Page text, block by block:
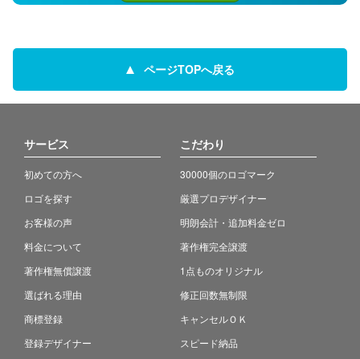
ページTOPへ戻る
サービス
初めての方へ
ロゴを探す
お客様の声
料金について
著作権無償譲渡
選ばれる理由
商標登録
登録デザイナー
こだわり
30000個のロゴマーク
厳選プロデザイナー
明朗会計・追加料金ゼロ
著作権完全譲渡
1点ものオリジナル
修正回数無制限
キャンセルＯＫ
スピード納品